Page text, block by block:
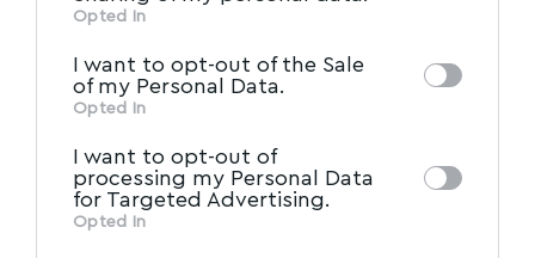
information may also be disclosed by us to
Participantsthat may further disclose it to
other third parties.
Opted In
I want to opt-out of the Sale
of my Personal Data.
Opted In
I want to opt-out of
processing my Personal Data
for Targeted Advertising.
Opted In